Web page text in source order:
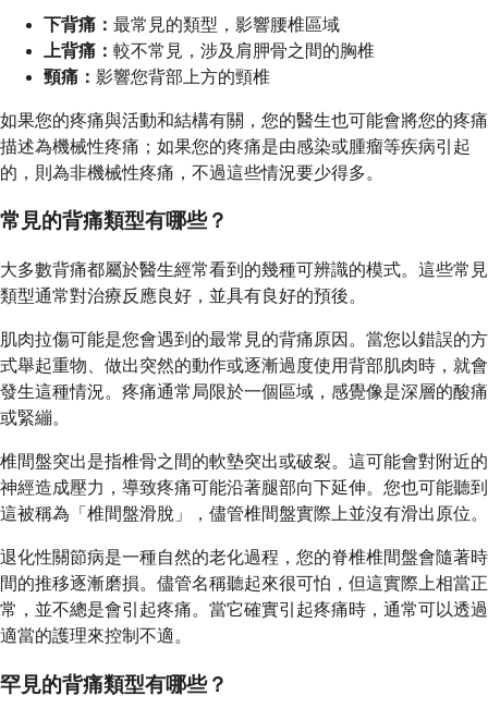
下背痛： 最常見的類型，影響腰椎區域
上背痛： 較不常見，涉及肩胛骨之間的胸椎
頸痛： 影響您背部上方的頸椎
如果您的疼痛與活動和結構有關，您的醫生也可能會將您的疼痛
描述為機械性疼痛；如果您的疼痛是由感染或腫瘤等疾病引起
的，則為非機械性疼痛，不過這些情況要少得多。
常見的背痛類型有哪些？
大多數背痛都屬於醫生經常看到的幾種可辨識的模式。這些常見
類型通常對治療反應良好，並具有良好的預後。
肌肉拉傷可能是您會遇到的最常見的背痛原因。當您以錯誤的方
式舉起重物、做出突然的動作或逐漸過度使用背部肌肉時，就會
發生這種情況。疼痛通常局限於一個區域，感覺像是深層的酸痛
或緊繃。
椎間盤突出是指椎骨之間的軟墊突出或破裂。這可能會對附近的
神經造成壓力，導致疼痛可能沿著腿部向下延伸。您也可能聽到
這被稱為「椎間盤滑脫」，儘管椎間盤實際上並沒有滑出原位。
退化性關節病是一種自然的老化過程，您的脊椎椎間盤會隨著時
間的推移逐漸磨損。儘管名稱聽起來很可怕，但這實際上相當正
常，並不總是會引起疼痛。當它確實引起疼痛時，通常可以透過
適當的護理來控制不適。
罕見的背痛類型有哪些？